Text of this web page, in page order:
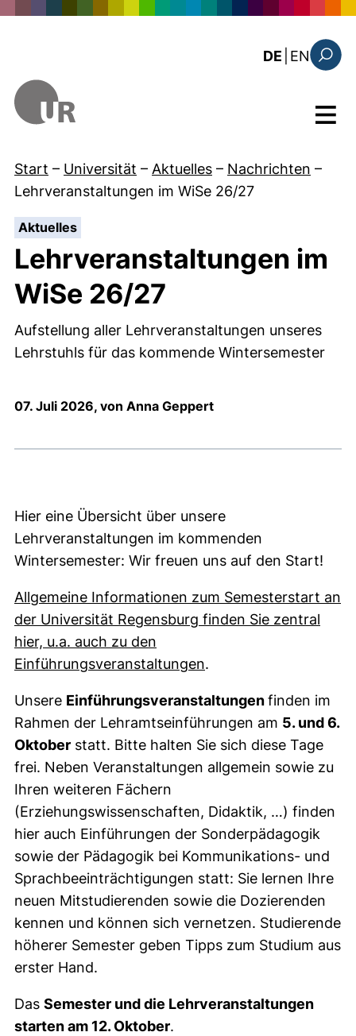
DE EN: the
Menü
Start – Universität – Aktuelles – Nachrichten –
Lehrveranstaltungen im WiSe 26/27
Aktuelles:
Lehrveranstaltungen im
WiSe 26/27
Aufstellung aller Lehrveranstaltungen unseres
Lehrstuhls für das kommende Wintersemester
07. Juli 2026, von Anna Geppert
Hier eine Übersicht über unsere
Lehrveranstaltungen im kommenden
Wintersemester: Wir freuen uns auf den Start!
Allgemeine Informationen zum Semesterstart an
der Universität Regensburg finden Sie zentral
hier, u.a. auch zu den
Einführungsveranstaltungen(externer Link, öffnet
.
Unsere Einführungsveranstaltungenfinden im
Rahmen der Lehramtseinführungen am 5. und 6.
Oktober statt. Bitte halten Sie sich diese Tage
frei. Neben Veranstaltungen allgemein sowie zu
Ihren weiteren Fächern
(Erziehungswissenschaften, Didaktik, …) finden
hier auch Einführungen der Sonderpädagogik
sowie der Pädagogik bei Kommunikations- und
Sprachbeeinträchtigungen statt: Sie lernen Ihre
neuen Mitstudierenden sowie die Dozierenden
kennen und können sich vernetzen. Studierende
höherer Semester geben Tipps zum Studium aus
erster Hand.
Das Semester und die Lehrveranstaltungen
starten am 12. Oktober.